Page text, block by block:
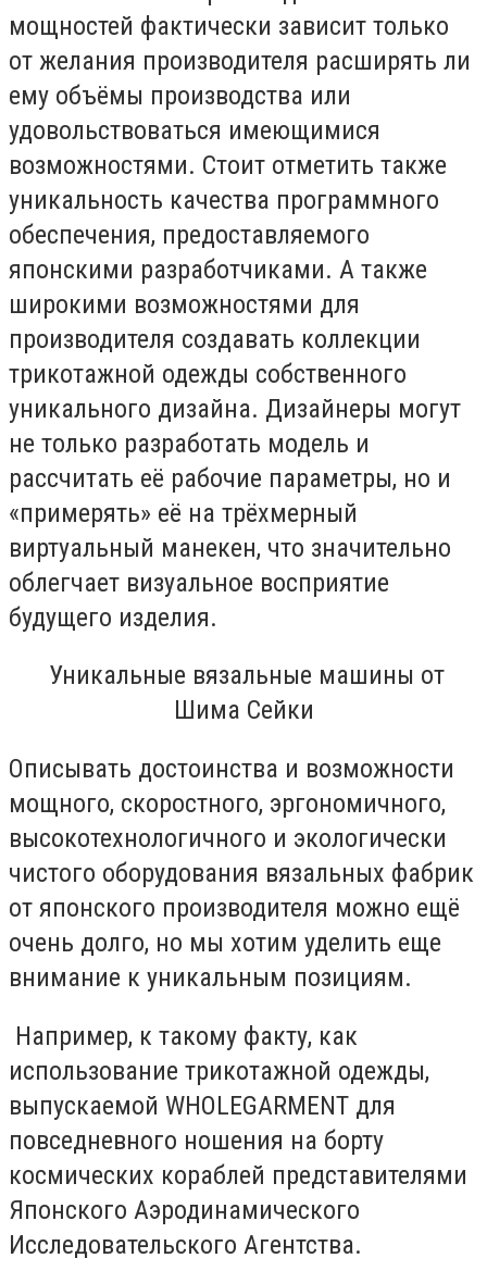
мощностей фактически зависит только
от желания производителя расширять ли
ему объёмы производства или
удовольствоваться имеющимися
возможностями. Стоит отметить также
уникальность качества программного
обеспечения, предоставляемого
японскими разработчиками. А также
широкими возможностями для
производителя создавать коллекции
трикотажной одежды собственного
уникального дизайна. Дизайнеры могут
не только разработать модель и
рассчитать её рабочие параметры, но и
«примерять» её на трёхмерный
виртуальный манекен, что значительно
облегчает визуальное восприятие
будущего изделия.
Уникальные вязальные машины от
Шима Сейки
Описывать достоинства и возможности
мощного, скоростного, эргономичного,
высокотехнологичного и экологически
чистого оборудования вязальных фабрик
от японского производителя можно ещё
очень долго, но мы хотим уделить еще
внимание к уникальным позициям.
Например, к такому факту, как
использование трикотажной одежды,
выпускаемой WHOLEGARMENT для
повседневного ношения на борту
космических кораблей представителями
Японского Аэродинамического
Исследовательского Агентства.